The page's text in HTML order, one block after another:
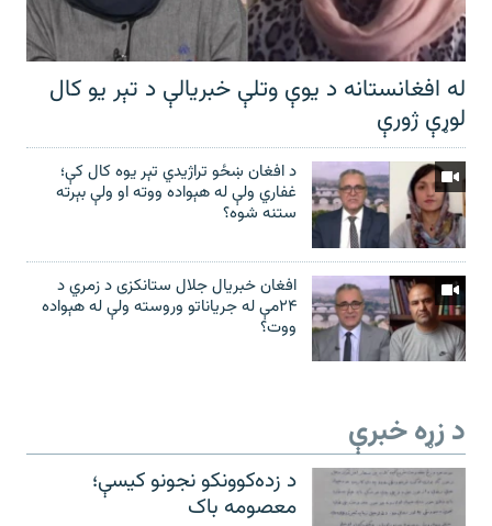
له افغانستانه د یوې وتلې خبریالې د تېر يو کال
لوړې ژورې
د افغان ښځو تراژیدي تېر یوه کال کې؛
غفاري ولې له هېواده ووته او ولې بېرته
ستنه شوه؟
افغان خبریال جلال ستانکزی د زمري د
۲۴مې له جریاناتو وروسته ولې له هېواده
ووت؟
د زړه خبرې
د زده‌کوونکو نجونو کیسې؛
معصومه باک